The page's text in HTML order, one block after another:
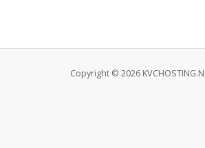
Copyright © 2026